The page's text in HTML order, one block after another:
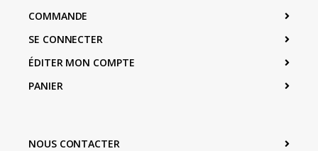
COMMANDE
SE CONNECTER
ÉDITER MON COMPTE
PANIER
NOUS CONTACTER